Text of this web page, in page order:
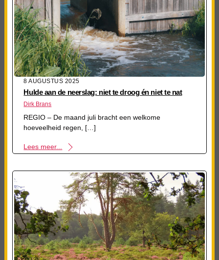
8 AUGUSTUS 2025
Hulde aan de neerslag: niet te droog én niet te nat
Dirk Brans
REGIO – De maand juli bracht een welkome
hoeveelheid regen, […]
Lees meer...